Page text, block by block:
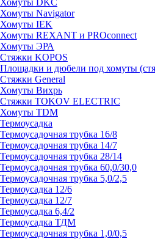
Хомуты DKC
Хомуты Navigator
Хомуты IEK
Хомуты REXANT и PROconnect
Хомуты ЭРА
Стяжки KOPOS
Площадки и дюбели под хомуты
Стяжки General
Хомуты Вихрь
Стяжки TOKOV ELECTRIC
Хомуты TDM
Термоусадка
Термоусадочная трубка 16/8
Термоусадочная трубка 14/7
Термоусадочная трубка 28/14
Термоусадочная трубка 60,0/30,0
Термоусадочная трубка 5,0/2,5
Термоусадка 12/6
Термоусадка 12/7
Термоусадка 6,4/2
Термоусадка ТДМ
Термоусадочная трубка 1,0/0,5